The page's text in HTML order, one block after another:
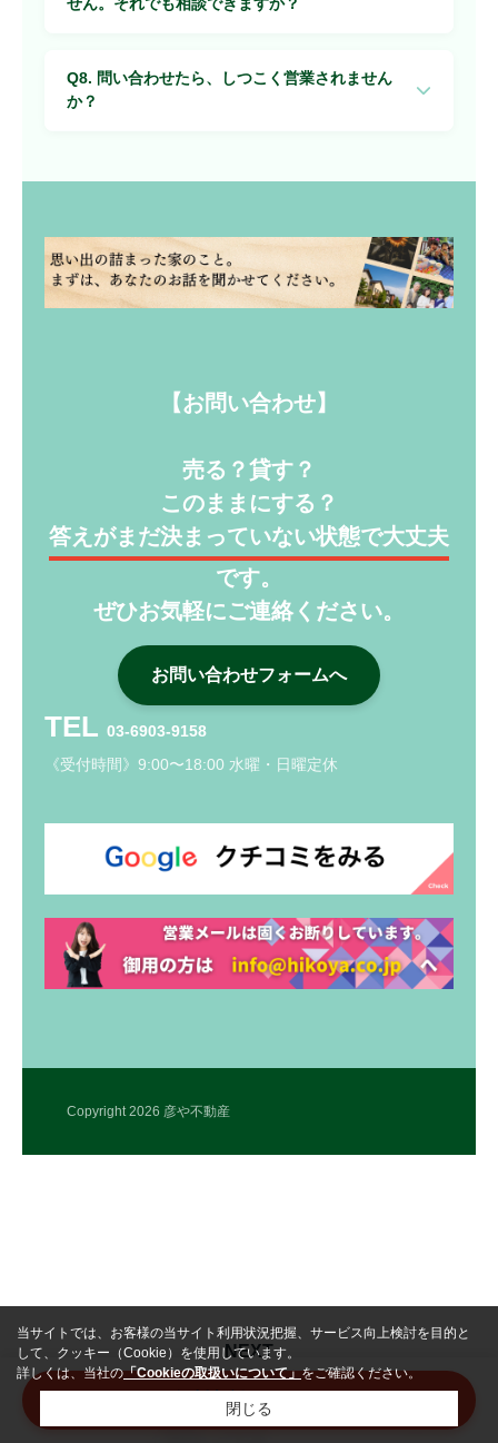
ます。まずはどんな方が向いているか、一緒に考えまし
せん。それでも相談できますか？
ます。まずはお気軽にお問い合わせください。
Q8. 問い合わせたら、しつこく営業されません
か？
ているため、一度のご連絡で売り込みをすることはあり
づくりを最優先にしています。
【お問い合わせ】
売る？貸す？
このままにする？
答えがまだ決まっていない状態で大丈夫
です。
ぜひお気軽にご連絡ください。
お問い合わせフォームへ
TEL 03-6903-9158
《受付時間》9:00〜18:00 水曜・日曜定休
Copyright 2026 彦や不動産
無料相談はこちら
NEXT
完了のお
当サイトでは、お客様の当サイト利用状況把握、サービス向上検討を目的と
して、クッキー（Cookie）を使用しています。
詳しくは、当社の「Cookieの取扱いについて」をご確認ください。
閉じる